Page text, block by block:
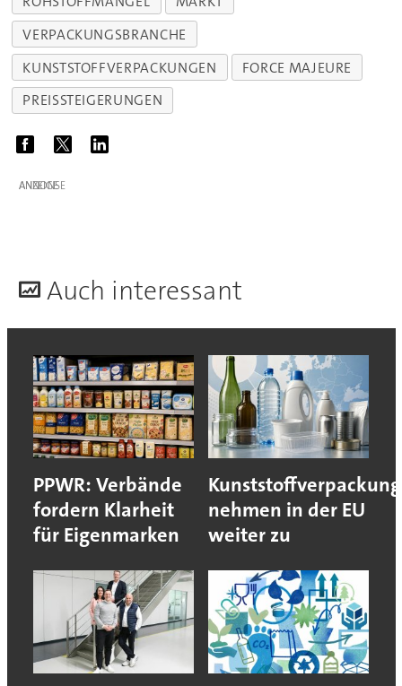
VERPACKUNGSBRANCHE
KUNSTSTOFFVERPACKUNGEN
FORCE MAJEURE
PREISSTEIGERUNGEN
ANZEIGE
Auch interessant
PPWR: Verbände
fordern Klarheit
für Eigenmarken
nehmen in der EU
weiter zu